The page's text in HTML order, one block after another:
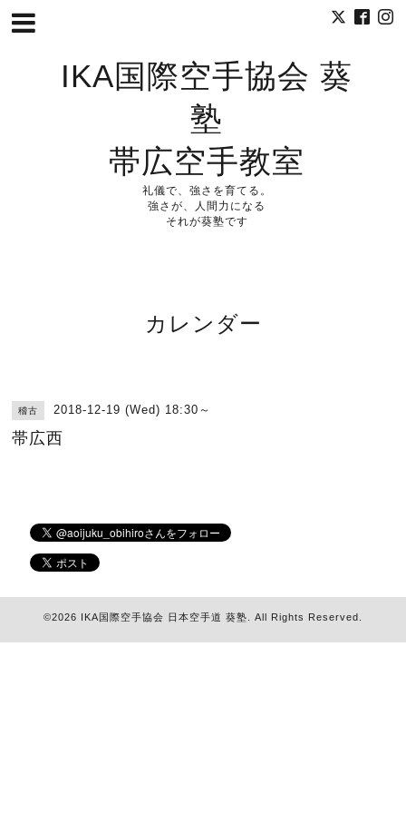
IKA国際空手協会 葵
塾
帯広空手教室
礼儀で、強さを育てる。
強さが、人間力になる
それが葵塾です
カレンダー
稽古 2018-12-19 (Wed) 18:30～
帯広西
©2026 IKA国際空手協会 日本空手道 葵塾 . All Rights Reserved.